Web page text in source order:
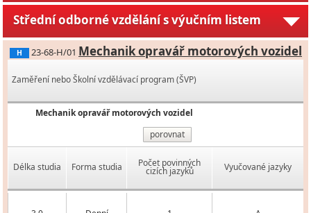
Střední odborné vzdělání s výučním listem
H 23-68-H/01 Mechanik opravář motorových vozidel
Zaměření nebo Školní vzdělávací program (ŠVP)
Mechanik opravář motorových vozidel
porovnat
Délka studia Forma studia Počet povinných
cizích jazyků Vyučované jazyky